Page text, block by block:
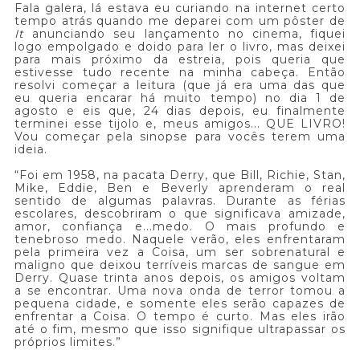
Fala galera, lá estava eu curiando na internet certo
tempo atrás quando me deparei com um pôster de
Itanunciando seu lançamento no cinema, fiquei
logo empolgado e doido para ler o livro, mas deixei
para mais próximo da estreia, pois queria que
estivesse tudo recente na minha cabeça. Então
resolvi começar a leitura (que já era uma das que
eu queria encarar há muito tempo) no dia 1 de
agosto e eis que, 24 dias depois, eu finalmente
terminei esse tijolo e, meus amigos... QUE LIVRO!
Vou começar pela sinopse para vocês terem uma
ideia.
“Foi em 1958, na pacata Derry, que Bill, Richie, Stan,
Mike, Eddie, Ben e Beverly aprenderam o real
sentido de algumas palavras. Durante as férias
escolares, descobriram o que significava amizade,
amor, confiança e...medo. O mais profundo e
tenebroso medo. Naquele verão, eles enfrentaram
pela primeira vez a Coisa, um ser sobrenatural e
maligno que deixou terríveis marcas de sangue em
Derry. Quase trinta anos depois, os amigos voltam
a se encontrar. Uma nova onda de terror tomou a
pequena cidade, e somente eles serão capazes de
enfrentar a Coisa. O tempo é curto. Mas eles irão
até o fim, mesmo que isso signifique ultrapassar os
próprios limites.”